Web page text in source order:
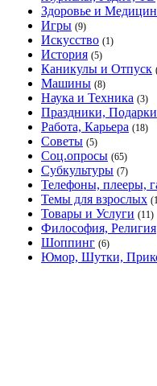
Здоровье и
Игры (9)
Искусство (1)
История (5)
Каникулы и Отпуск
Машины (8)
Наука и Техника (3)
Праздники, Подарки
Работа, Карьера (18)
Советы (5)
Соц.опросы (65)
Субкультуры (7)
Телефоны, плееры,
Темы для взрослых
Товары и Услуги (11)
Философия, Религия
Шоппинг (6)
Юмор, Шутки,